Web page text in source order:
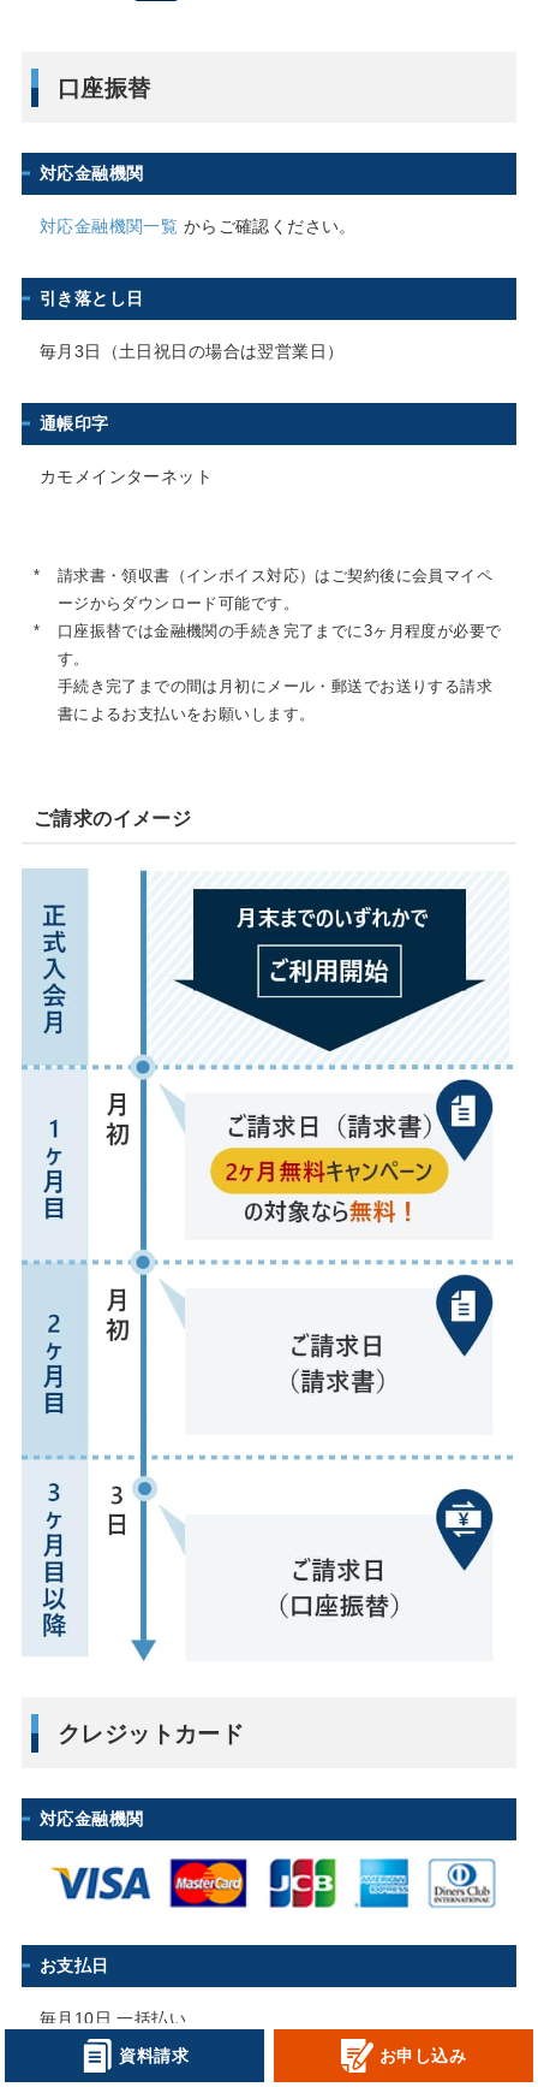
口座振替
対応金融機関
対応金融機関一覧 からご確認ください。
引き落とし日
毎月3日（土日祝日の場合は翌営業日）
通帳印字
カモメインターネット
*
請求書・領収書（インボイス対応）はご契約後に会員マイペ
ージからダウンロード可能です。
*
口座振替では金融機関の手続き完了までに3ヶ月程度が必要で
す。
手続き完了までの間は月初にメール・郵送でお送りする請求
書によるお支払いをお願いします。
ご請求のイメージ
クレジットカード
対応金融機関
お支払日
毎月10日 一括払い
（実際の引き落とし日は各カード会社へのお支払日に準ず
る）
資料請求 お申し込み